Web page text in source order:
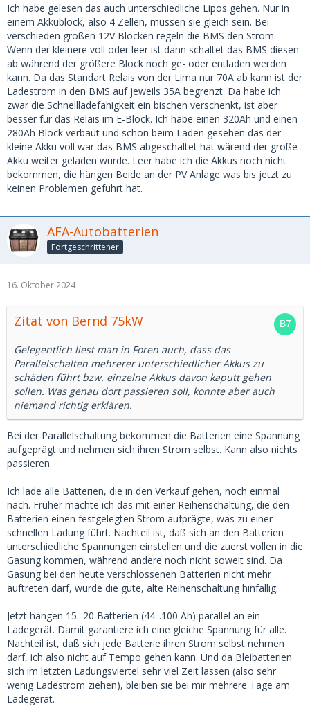
Ich habe gelesen das auch unterschiedliche Lipos gehen. Nur in
einem Akkublock, also 4 Zellen, müssen sie gleich sein. Bei
verschieden großen 12V Blöcken regeln die BMS den Strom.
Wenn der kleinere voll oder leer ist dann schaltet das BMS diesen
ab während der größere Block noch ge- oder entladen werden
kann. Da das Standart Relais von der Lima nur 70A ab kann ist der
Ladestrom in den BMS auf jeweils 35A begrenzt. Da habe ich
zwar die Schnellladefähigkeit ein bischen verschenkt, ist aber
besser für das Relais im E-Block. Ich habe einen 320Ah und einen
280Ah Block verbaut und schon beim Laden gesehen das der
kleine Akku voll war das BMS abgeschaltet hat wärend der große
Akku weiter geladen wurde. Leer habe ich die Akkus noch nicht
bekommen, die hängen Beide an der PV Anlage was bis jetzt zu
keinen Problemen geführt hat.
AFA-Autobatterien
Fortgeschrittener
16. Oktober 2024
Zitat von Bernd 75kW
Gelegentlich liest man in Foren auch, dass das
Parallelschalten mehrerer unterschiedlicher Akkus zu
schäden führt bzw. einzelne Akkus davon kaputt gehen
sollen. Was genau dort passieren soll, konnte aber auch
niemand richtig erklären.
Bei der Parallelschaltung bekommen die Batterien eine Spannung
aufgeprägt und nehmen sich ihren Strom selbst. Kann also nichts
passieren.
Ich lade alle Batterien, die in den Verkauf gehen, noch einmal
nach. Früher machte ich das mit einer Reihenschaltung, die den
Batterien einen festgelegten Strom aufprägte, was zu einer
schnellen Ladung führt. Nachteil ist, daß sich an den Batterien
unterschiedliche Spannungen einstellen und die zuerst vollen in die
Gasung kommen, während andere noch nicht soweit sind. Da
Gasung bei den heute verschlossenen Batterien nicht mehr
auftreten darf, wurde die gute, alte Reihenschaltung hinfällig.
Jetzt hängen 15...20 Batterien (44...100 Ah) parallel an ein
Ladegerät. Damit garantiere ich eine gleiche Spannung für alle.
Nachteil ist, daß sich jede Batterie ihren Strom selbst nehmen
darf, ich also nicht auf Tempo gehen kann. Und da Bleibatterien
sich im letzten Ladungsviertel sehr viel Zeit lassen (also sehr
wenig Ladestrom ziehen), bleiben sie bei mir mehrere Tage am
Ladegerät.